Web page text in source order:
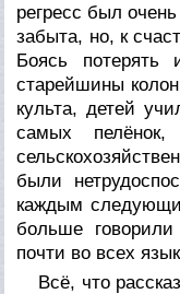
регресс был
забыта, но, к
Боясь потерять
старейшины
культа, детей
самых
были
каждым
больше
почти во всех
Всё, что